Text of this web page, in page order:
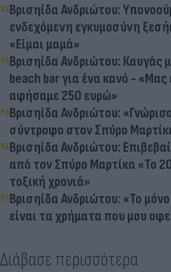
Βρισηίδα Ανδριώτου:
ενδεχόμενη εγκυμοσύνη
«Είμαι μαμά»
Βρισηίδα Ανδριώτου: Καυγάς
beach bar για ένα κανό -
αφήσαμε 250 ευρώ»
Βρισηίδα Ανδριώτου:
σύντροφο στον Σπύρο
Βρισηίδα Ανδριώτου:
από τον Σπύρο Μαρτίκα «Το
τοξική χρονιά»
Βρισηίδα Ανδριώτου: «Το
είναι τα χρήματα που μου
Διάβασε περισσότερα